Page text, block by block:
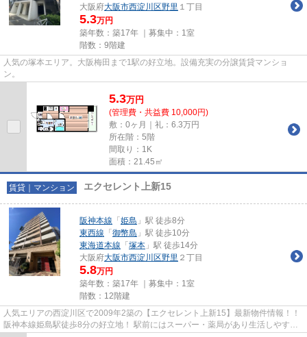
大阪府大阪市西淀川区野里 １丁目
5.3万円
築年数：築17年 ｜募集中： 1室
階数：9階建
人気の塚本エリア。大阪梅田まで1駅の好立地。設備充実の分譲賃貸マンショ
ン。
5.3万円
(管理費・共益費 10,000円)
敷：0ヶ月｜礼：6.3万円
所在階：5階
間取り：1K
面積：21.45㎡
賃貸｜マンション エクセレント上新15
阪神本線 「 姫島 」駅 徒歩8分
東西線 「 御幣島 」駅 徒歩10分
東海道本線 「 塚本 」駅 徒歩14分
大阪府大阪市西淀川区野里 ２丁目
5.8万円
築年数：築17年 ｜募集中： 1室
階数：12階建
人気エリアの西淀川区で2009年2築の【エクセレント上新15】最新物件情報！！
阪神本線姫島駅徒歩8分の好立地！ 駅前にはスーパー・薬局があり生活しやすい